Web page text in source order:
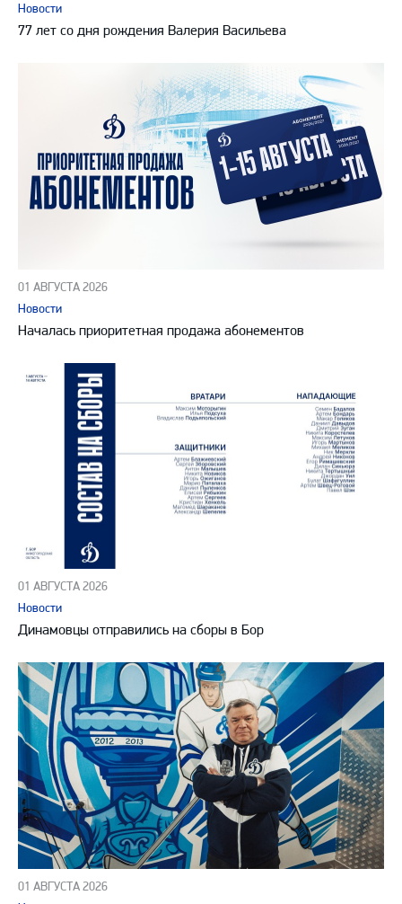
Новости
77 лет со дня рождения Валерия Васильева
01 АВГУСТА 2026
Новости
Началась приоритетная продажа абонементов
01 АВГУСТА 2026
Новости
Динамовцы отправились на сборы в Бор
01 АВГУСТА 2026